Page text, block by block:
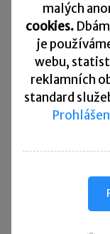
Užitečné
malých
cookies.
je
webu,
reklamních
standard